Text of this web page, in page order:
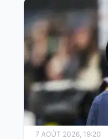
7 AOÛT 2026, 19:20